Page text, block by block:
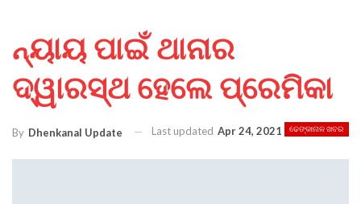
ନ୍ୟାୟ ପାଇଁ ଥାନାର
ଦ୍ୱାରସ୍ଥ ହେଲେ ପ୍ରେମିକା
ଢେଙ୍କାନାଳ ଖବର
By Dhenkanal Update Last updated Apr 24, 2021